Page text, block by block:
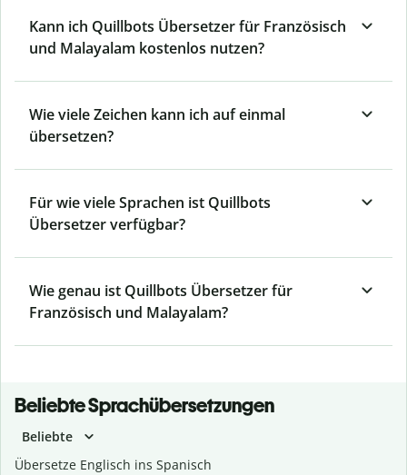
Kann ich Quillbots Übersetzer für Französisch
und Malayalam kostenlos nutzen?
Wie viele Zeichen kann ich auf einmal
übersetzen?
Für wie viele Sprachen ist Quillbots
Übersetzer verfügbar?
Wie genau ist Quillbots Übersetzer für
Französisch und Malayalam?
Beliebte Sprachübersetzungen
Beliebte
Übersetze Englisch ins Spanisch